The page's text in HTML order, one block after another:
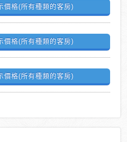
價格(所有種類的客房)
價格(所有種類的客房)
價格(所有種類的客房)